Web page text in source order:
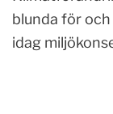
blunda för och
idag